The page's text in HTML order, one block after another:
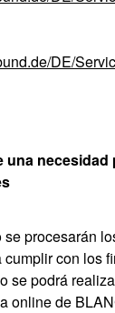
DE/
una
procesarán
cumplir con los
se podrá
online de